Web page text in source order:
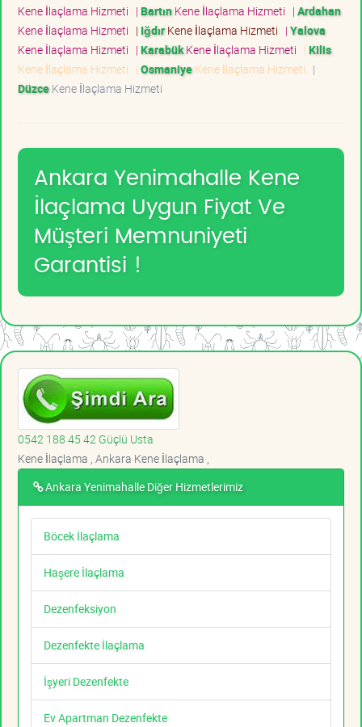
Kene İlaçlama Hizmeti | BartınKene İlaçlama Hizmeti | Ardahan
Kene İlaçlama Hizmeti | IğdırKene İlaçlama Hizmeti | Yalova
Kene İlaçlama Hizmeti | KarabükKene İlaçlama Hizmeti | Kilis
Kene İlaçlama Hizmeti | OsmaniyeKene İlaçlama Hizmeti |
DüzceKene İlaçlama Hizmeti
Ankara Yenimahalle Kene
İlaçlama Uygun Fiyat Ve
Müşteri Memnuniyeti
Garantisi !
0542 188 45 42 Güçlü Usta
Kene İlaçlama , Ankara Kene İlaçlama ,
Ankara Yenimahalle Diğer Hizmetlerimiz
Böcek İlaçlama
Haşere İlaçlama
Dezenfeksiyon
Dezenfekte İlaçlama
İşyeri Dezenfekte
Ev Apartman Dezenfekte